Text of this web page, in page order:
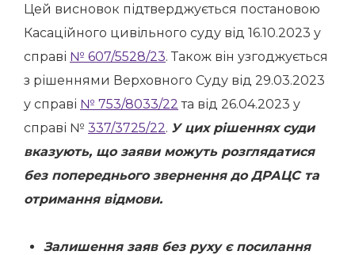
Цей висновок підтверджується постановою
Касаційного цивільного суду від 16.10.2023 у
справі № 607/5528/23. Також він узгоджується
з рішеннями Верховного Суду від 29.03.2023
у справі № 753/8033/22 та від 26.04.2023 у
справі № 337/3725/22. У цих рішеннях суди
вказують, що заяви можуть розглядатися
без попереднього звернення до ДРАЦС та
отримання відмови.
Залишення заяв без руху є посилання